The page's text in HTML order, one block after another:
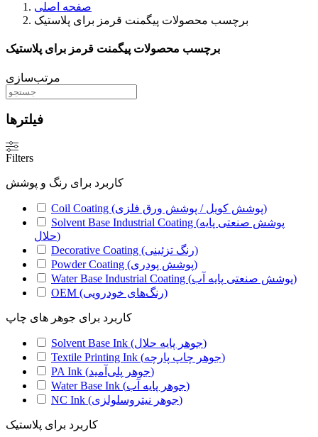
صفحه اصلی
برچسب محصولات پیگمنت قرمز برای پلاستیک
برچسب محصولات پیگمنت قرمز برای پلاستیک
مرتب‌سازی
فیلترها
Filters
کاربرد برای رنگ و پوشش
Coil Coating (پوشش کویل / پوشش ورق فلزی)
Solvent Base Industrial Coating (پوشش صنعتی پایه
حلال)
Decorative Coating (رنگ تزئینی)
Powder Coating (پوشش پودری)
Water Base Industrial Coating (پوشش صنعتی پایه آب)
OEM (رنگ‌های خودرویی)
کاربرد برای جوهر های چاپ
Solvent Base Ink (جوهر پایه حلال)
Textile Printing Ink (جوهر چاپ پارچه)
PA Ink (جوهر پلی‌آمید)
Water Base Ink (جوهر پایه آب)
NC Ink (جوهر نیتروسلولزی)
کاربرد برای پلاستیک